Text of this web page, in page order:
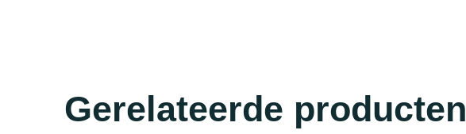
Gerelateerde producten